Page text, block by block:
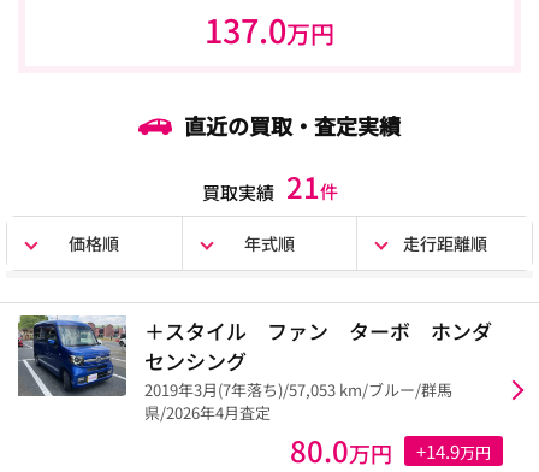
137.0万円
直近の買取・査定実績
買取実績 21件
価格順 年式順 走行距離順
＋スタイル ファン ターボ ホンダ
センシング
2019年3月(7年落ち)/57,053 km/ブルー/群馬
県/2026年4月査定
80.0万円 +14.9万円